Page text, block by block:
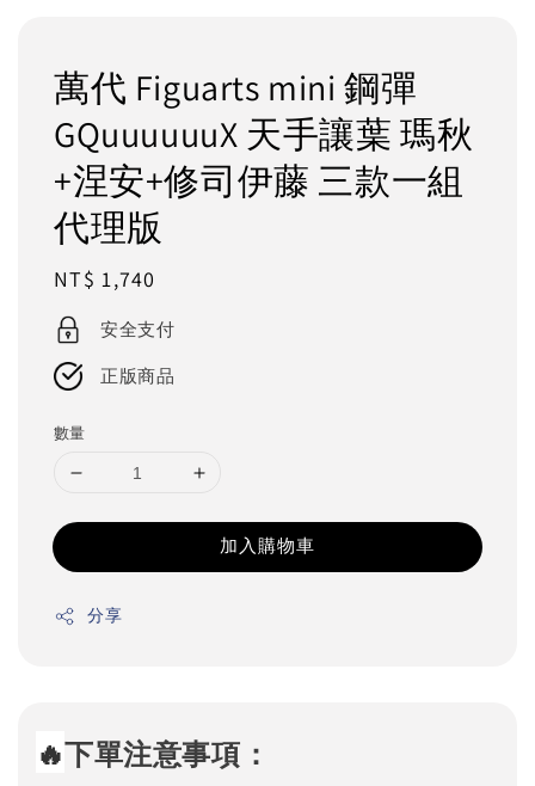
萬代 Figuarts mini 鋼彈
GQuuuuuuX 天手讓葉 瑪秋
+涅安+修司伊藤 三款一組
代理版
Regular
price
NT$ 1,740
安全支付
正版商品
數量
加入購物車
分享
🔥下單注意事項：